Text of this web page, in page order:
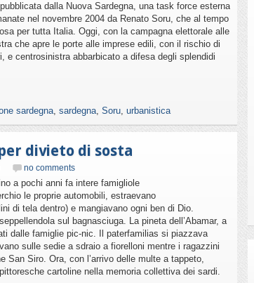
dalla Nuova Sardegna, una task force esterna
nel novembre 2004 da Renato Soru, che al tempo
per tutta Italia. Oggi, con la campagna elettorale alle
che apre le porte alle imprese edili, con il rischio di
e centrosinistra abbarbicato a difesa degli splendidi
sardegna, sardegna, Soru, urbanistica
divieto di sosta
no comments
a pochi anni fa intere famigliole
le proprie automobili, estraevano
di tela dentro) e mangiavano ogni ben di Dio.
sul bagnasciuga. La pineta dell’Abamar, a
dalle famiglie pic-nic. Il paterfamilias si piazzava
sulle sedie a sdraio a fiorelloni mentre i ragazzini
Siro. Ora, con l’arrivo delle multe a tappeto,
cartoline nella memoria collettiva dei sardi.